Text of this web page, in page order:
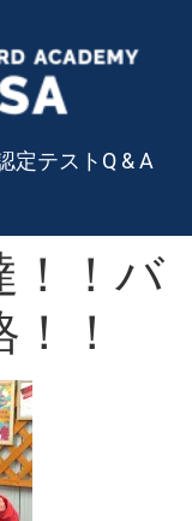
定テスト Q & A
！！バ
！